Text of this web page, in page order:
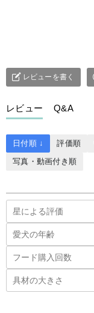
レビューを書く
レビュー Q&A
日付順 ↓ 評価順
写真・動画付き順